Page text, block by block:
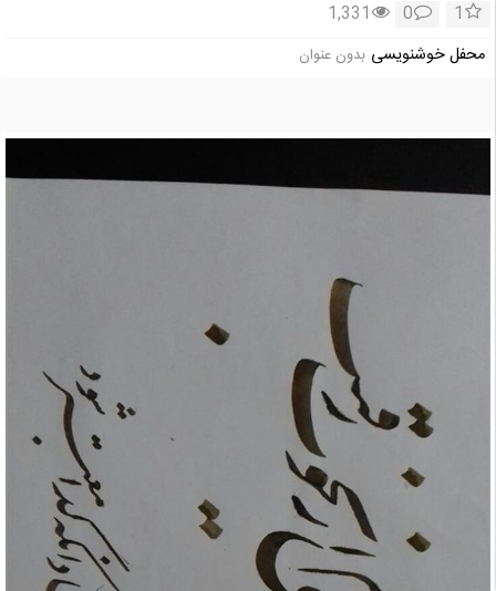
1
0
1,331
محفل خوشنویسی بدون عنوان